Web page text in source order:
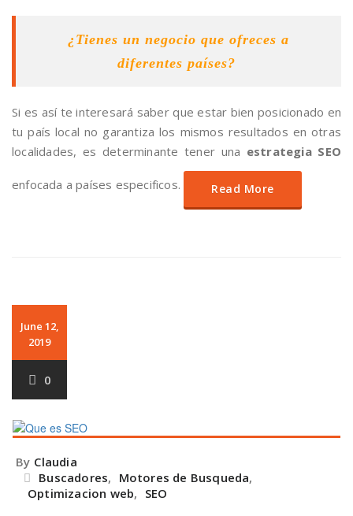
¿Tienes un negocio que ofreces a
diferentes países?
Si es así te interesará saber que estar bien posicionado en
tu país local no garantiza los mismos resultados en otras
localidades, es determinante tener una estrategia SEO
enfocada a países especificos. Read More
June 12,
2019
0
By Claudia
Buscadores, Motores de Busqueda,
Optimizacion web, SEO